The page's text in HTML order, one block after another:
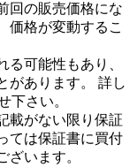
回の販売価格にな
価格が変動するこ
る可能性もあり、
があります。 詳し
下さい。
載がない限り保証
ては保証書に買付
ざいます。